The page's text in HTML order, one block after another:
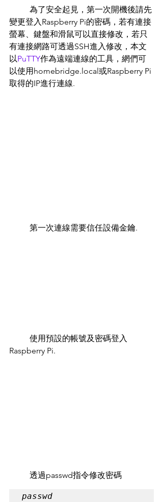
變更登入Raspberry Pi的密碼，若有連接
螢幕、鍵盤和滑鼠可以直接修改，若只
有連接網路可透過SSH進入修改，本文
以PuTTY作為遠端連線的工具，網們可
以使用homebridge.local或Raspberry Pi
取得的IP進行連線.
	第一次連線需要信任設備金鑰.
Raspberry Pi.
	透過passwd指令修改密碼
passwd